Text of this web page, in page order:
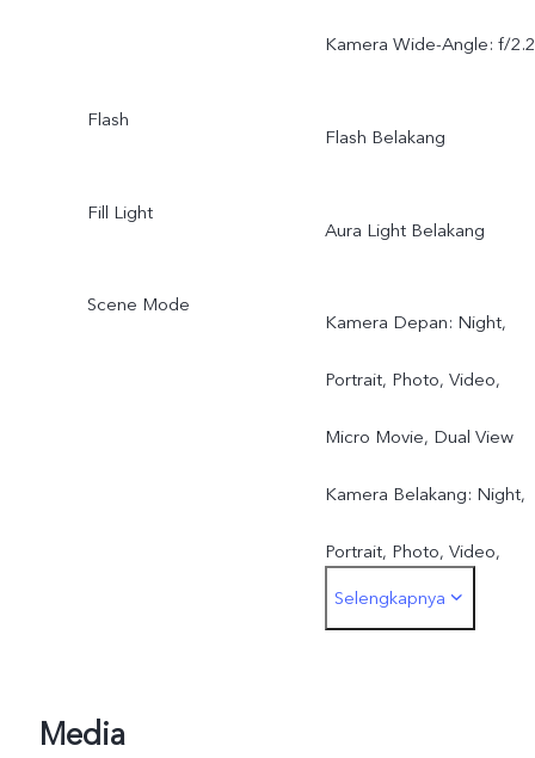
8MP Wide-Angle Camera:
Kamera Wide-Angle: f/2.2
Flash
Flash Belakang
Fill Light
Aura Light Belakang
Scene Mode
Kamera Depan: Night,
Portrait, Photo, Video,
Micro Movie, Dual View
Kamera Belakang: Night,
Portrait, Photo, Video,
Micro Movie, 50 MP,
Selengkapnya
Media